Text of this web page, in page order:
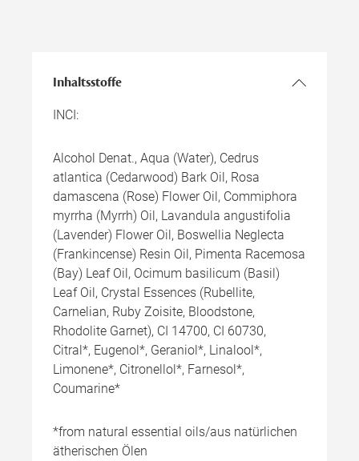
Inhaltsstoffe
INCI:
Alcohol Denat., Aqua (Water), Cedrus
atlantica (Cedarwood) Bark Oil, Rosa
damascena (Rose) Flower Oil, Commiphora
myrrha (Myrrh) Oil, Lavandula angustifolia
(Lavender) Flower Oil, Boswellia Neglecta
(Frankincense) Resin Oil, Pimenta Racemosa
(Bay) Leaf Oil, Ocimum basilicum (Basil)
Leaf Oil, Crystal Essences (Rubellite,
Carnelian, Ruby Zoisite, Bloodstone,
Rhodolite Garnet), CI 14700, CI 60730,
Citral*, Eugenol*, Geraniol*, Linalool*,
Limonene*, Citronellol*, Farnesol*,
Coumarine*
*from natural essential oils/aus natürlichen
ätherischen Ölen